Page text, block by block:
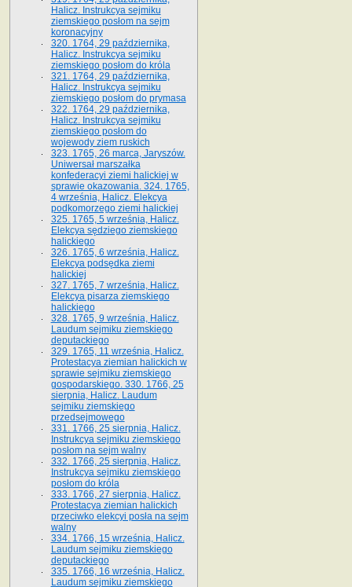
Halicz. Instrukcya sejmiku
ziemskiego posłom na sejm
koronacyjny
320. 1764, 29 października,
Halicz. Instrukcya sejmiku
ziemskiego posłom do króla
321. 1764, 29 października,
Halicz. Instrukcya sejmiku
ziemskiego posłom do prymasa
322. 1764, 29 października,
Halicz. Instrukcya sejmiku
ziemskiego posłom do
wojewody ziem ruskich
323. 1765, 26 marca, Jaryszów.
Uniwersał marszałka
konfederacyi ziemi halickiej w
sprawie okazowania. 324. 1765,
4 września, Halicz. Elekcya
podkomorzego ziemi halickiej
325. 1765, 5 września, Halicz.
Elekcya sędziego ziemskiego
halickiego
326. 1765, 6 września, Halicz.
Elekcya podsędka ziemi
halickiej
327. 1765, 7 września, Halicz.
Elekcya pisarza ziemskiego
halickiego
328. 1765, 9 września, Halicz.
Laudum sejmiku ziemskiego
deputackiego
329. 1765, 11 września, Halicz.
Protestacya ziemian halickich w
sprawie sejmiku ziemskiego
gospodarskiego. 330. 1766, 25
sierpnia, Halicz. Laudum
sejmiku ziemskiego
przedsejmowego
331. 1766, 25 sierpnia, Halicz.
Instrukcya sejmiku ziemskiego
posłom na sejm walny
332. 1766, 25 sierpnia, Halicz.
Instrukcya sejmiku ziemskiego
posłom do króla
333. 1766, 27 sierpnia, Halicz.
Protestacya ziemian halickich
przeciwko elekcyi posła na sejm
walny
334. 1766, 15 września, Halicz.
Laudum sejmiku ziemskiego
deputackiego
335. 1766, 16 września, Halicz.
Laudum sejmiku ziemskiego